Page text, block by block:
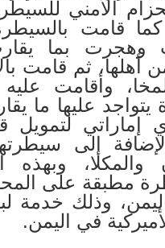
الأمني
قامت
وهجرت بما
ثم قامت
وأقامت
يتواجد عليها ما
إماراتي لتمويل
إلى
وبهذه
مطبقة على
وذلك خدمة
في اليمن.